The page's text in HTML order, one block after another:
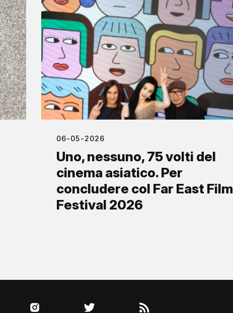
06-05-2026
Uno, nessuno, 75 volti del
cinema asiatico. Per
concludere col Far East Film
Festival 2026